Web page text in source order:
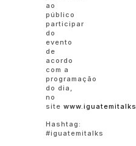
ao
público
participar
do
evento
de
acordo
com a
programação
do dia,
no
site
Hashtag:
#iguatemitalks